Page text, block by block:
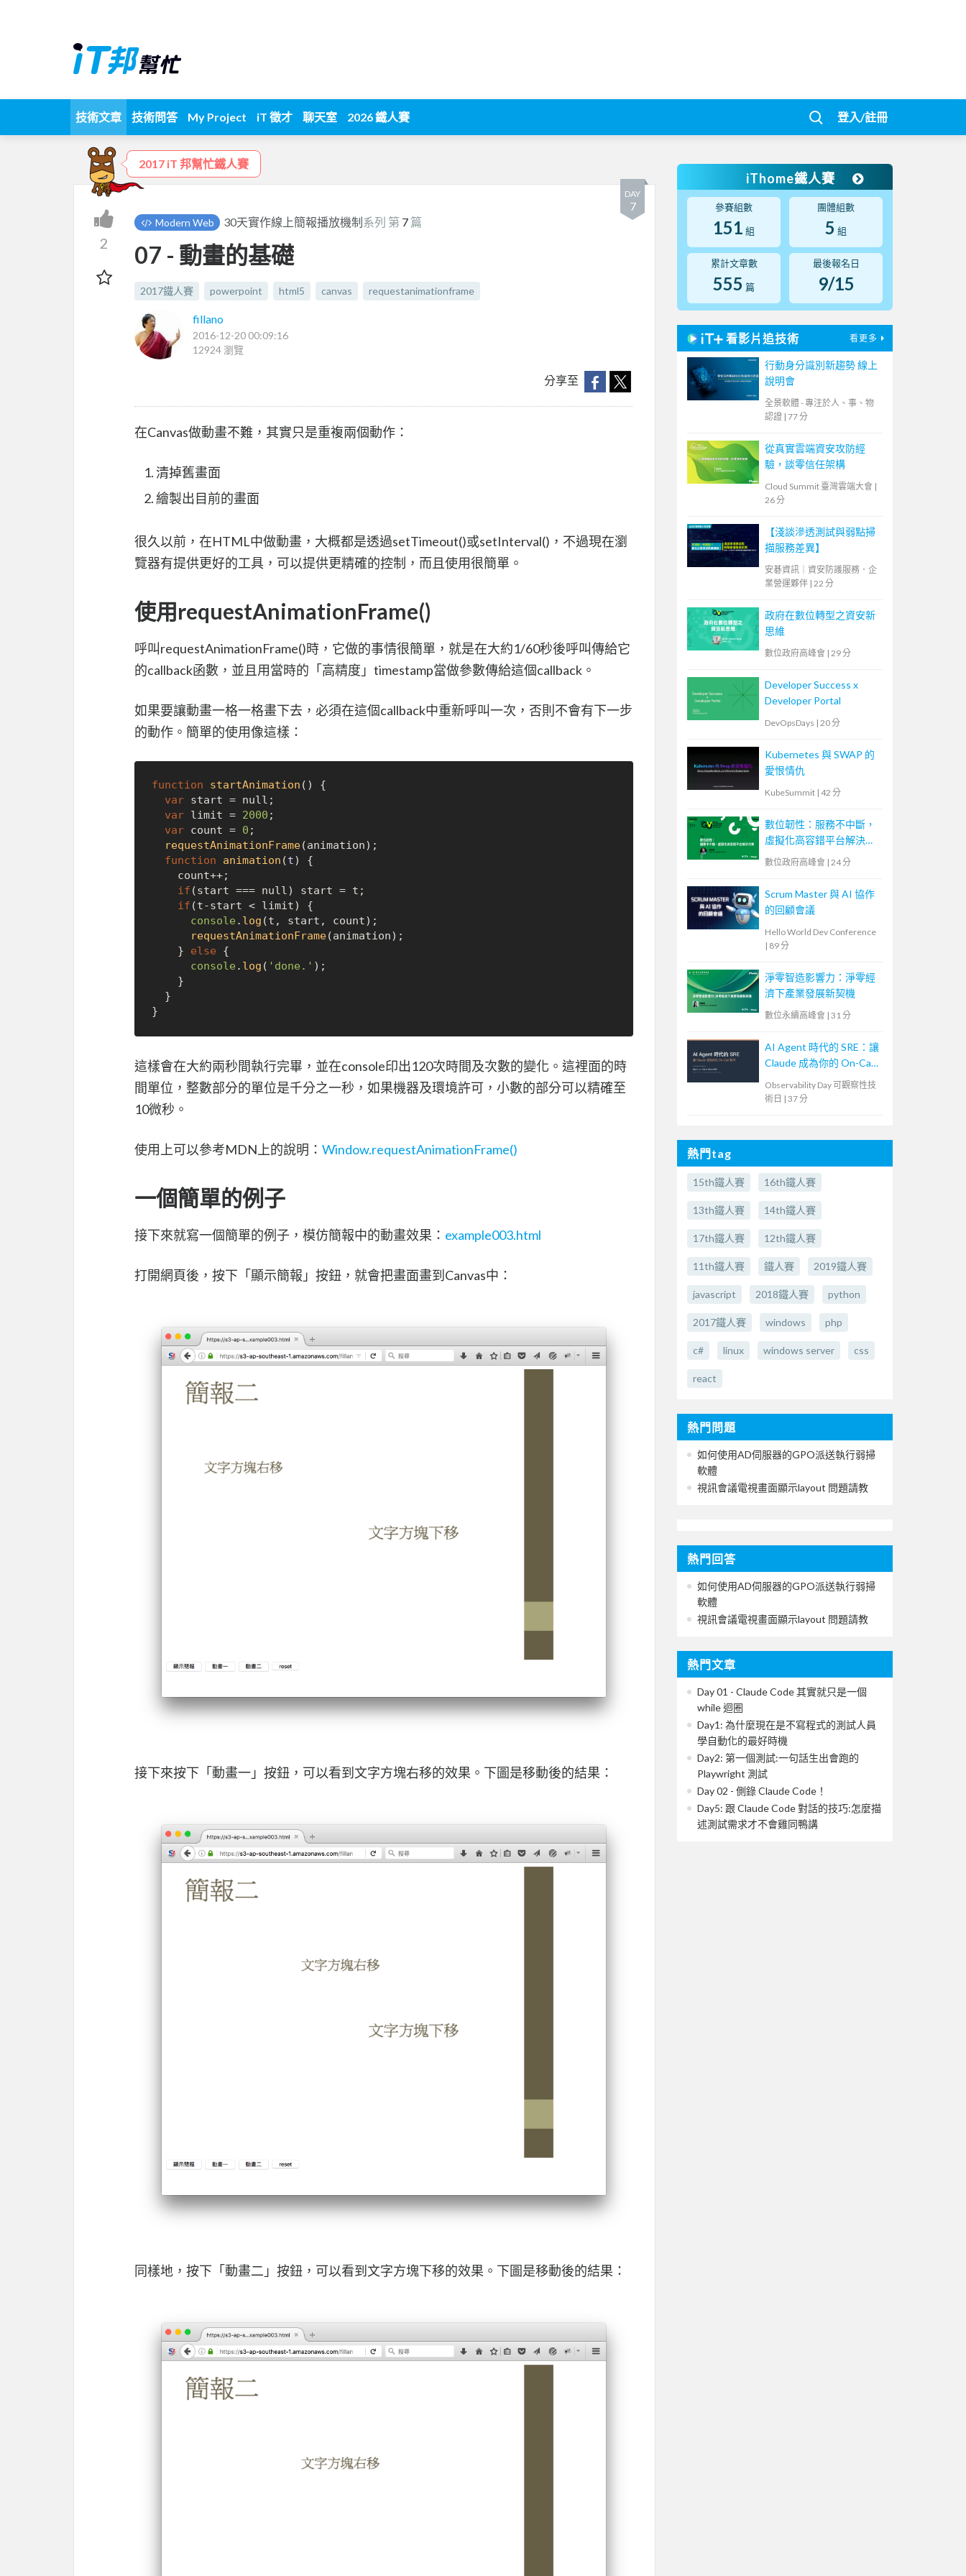
技術文章 技術問答 My Project iT 徵才 聊天室 2026 鐵人賽 登入/註冊
2017 iT 邦幫忙鐵人賽
DAY
7
2
Modern Web 30天實作線上簡報播放機制系列 第 7 篇
07 - 動畫的基礎
2017鐵人賽 powerpoint html5 canvas requestanimationframe
fillano
2016-12-20 00:09:16
12924 瀏覽
分享至
在Canvas做動畫不難，其實只是重複兩個動作：
清掉舊畫面
繪製出目前的畫面
很久以前，在HTML中做動畫，大概都是透過setTimeout()或setInterval()，不過現在瀏
覽器有提供更好的工具，可以提供更精確的控制，而且使用很簡單。
使用requestAnimationFrame()
呼叫requestAnimationFrame()時，它做的事情很簡單，就是在大約1/60秒後呼叫傳給它
的callback函數，並且用當時的「高精度」timestamp當做參數傳給這個callback。
如果要讓動畫一格一格畫下去，必須在這個callback中重新呼叫一次，否則不會有下一步
的動作。簡單的使用像這樣：
function startAnimation ( ) {
var start = null ;
var limit = 2000 ;
var count = 0 ;
requestAnimationFrame(animation);
function
animation (t) {
if (start === null) start = t;
if (t-start < limit) {
console . log (t, start, count);
requestAnimationFrame(animation);
    }
else {
console . log ( 'done.' );
這樣會在大約兩秒間執行完畢，並在console印出120次時間及次數的變化。這裡面的時
間單位，整數部分的單位是千分之一秒，如果機器及環境許可，小數的部分可以精確至
10微秒。
使用上可以參考MDN上的說明： Window.requestAnimationFrame()
一個簡單的例子
接下來就寫一個簡單的例子，模仿簡報中的動畫效果： example003.html
打開網頁後，按下「顯示簡報」按鈕，就會把畫面畫到Canvas中：
接下來按下「動畫一」按鈕，可以看到文字方塊右移的效果。下圖是移動後的結果：
同樣地，按下「動畫二」按鈕，可以看到文字方塊下移的效果。下圖是移動後的結果：
iThome鐵人賽
參賽組數
151 組
團體組數
5 組
累計文章數
555 篇
最後報名日
9/15
看影片追技術 看更多
行動身分識別新趨勢 線上
說明會
全景軟體 - 專注於人、事、物
認證 | 77 分
從真實雲端資安攻防經
驗，談零信任架構
Cloud Summit 臺灣雲端大會 |
26 分
【淺談滲透測試與弱點掃
描服務差異】
安碁資訊｜資安防護服務．企
業營運夥伴 | 22 分
政府在數位轉型之資安新
思維
數位政府高峰會 | 29 分
Developer Success x
Developer Portal
DevOpsDays | 20 分
Kubernetes 與 SWAP 的
愛恨情仇
KubeSummit | 42 分
數位韌性：服務不中斷，
虛擬化高容錯平台解決方
案
數位政府高峰會 | 24 分
Scrum Master 與 AI 協作
的回顧會議
Hello World Dev Conference
| 89 分
淨零智造影響力：淨零經
濟下產業發展新契機
數位永續高峰會 | 31 分
AI Agent 時代的 SRE：讓
Claude 成為你的 On-Call
Observability Day 可觀察性技
術日 | 37 分
熱門tag
15th鐵人賽 16th鐵人賽
13th鐵人賽 14th鐵人賽
17th鐵人賽 12th鐵人賽
11th鐵人賽 鐵人賽 2019鐵人賽
javascript 2018鐵人賽 python
2017鐵人賽 windows php
c# linux windows server css
react
熱門問題
如何使用AD伺服器的GPO派送執行弱掃
軟體
視訊會議電視畫面顯示layout 問題請教
熱門回答
如何使用AD伺服器的GPO派送執行弱掃
軟體
視訊會議電視畫面顯示layout 問題請教
熱門文章
Day 01 - Claude Code 其實就只是一個
while 迴圈
Day1: 為什麼現在是不寫程式的測試人員
學自動化的最好時機
Day2: 第一個測試:一句話生出會跑的
Playwright 測試
Day 02 - 側錄 Claude Code！
Day5: 跟 Claude Code 對話的技巧:怎麼描
述測試需求才不會雞同鴨講